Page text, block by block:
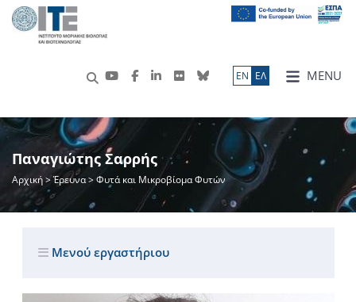
MENU
ΕN ΕΛ
Παναγιώτης Σαρρής
Αρχική>Έρευνα> Φυτά και Μικροβίομα Φυτών
Μενού εργαστήριου